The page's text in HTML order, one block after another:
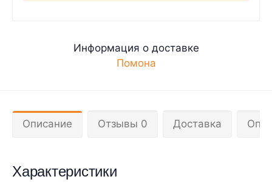
Информация о доставке
Помона
Описание Отзывы 0 Доставка
Характеристики